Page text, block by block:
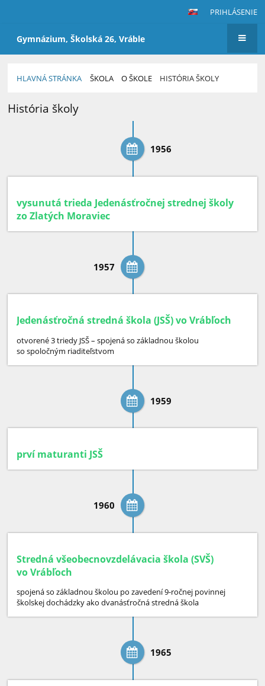
PRIHLÁSENIE
Gymnázium, Školská 26, Vráble
HLAVNÁ STRÁNKA ŠKOLA O ŠKOLE HISTÓRIA ŠKOLY
História
História školy
1956
vysunutá trieda Jedenásťročnej strednej školy
zo Zlatých Moraviec
1957
Jedenásťročná stredná škola (JSŠ) vo Vrábľoch
otvorené 3 triedy JSŠ – spojená so základnou školou
so spoločným riaditeľstvom
1959
prví maturanti JSŠ
1960
Stredná všeobecnovzdelávacia škola (SVŠ)
vo Vrábľoch
spojená so základnou školou po zavedení 9-ročnej povinnej
školskej dochádzky ako dvanásťročná stredná škola
1965